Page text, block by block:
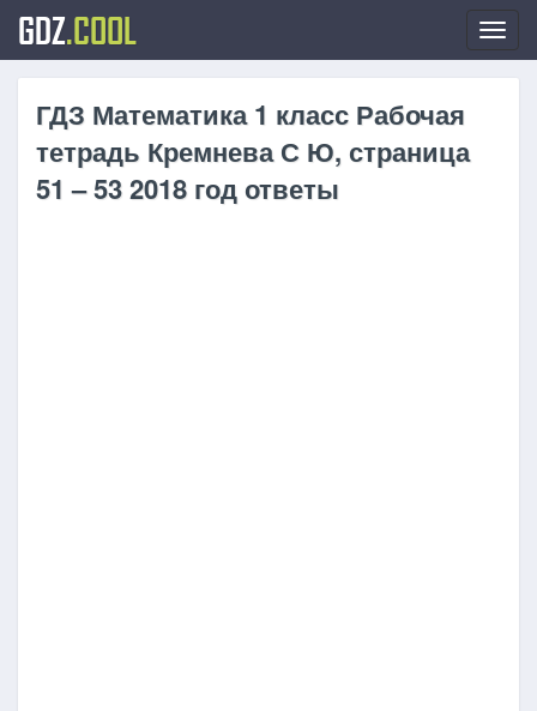
GDZ.COOL
ГДЗ Математика 1 класс Рабочая
тетрадь Кремнева С Ю, страница
51 – 53 2018 год ответы